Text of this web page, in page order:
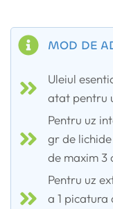
MOD DE
Uleiul
atat pentru
Pentru uz
gr de
de maxim 3
Pentru uz
a 1 picatura